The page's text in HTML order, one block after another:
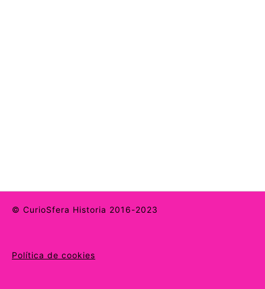
© CurioSfera Historia 2016-2023
Política de cookies